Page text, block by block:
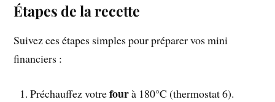
Étapes de la recette
Suivez ces étapes simples pour préparer vos mini
financiers :
Préchauffez votrefourà 180°C (thermostat 6).